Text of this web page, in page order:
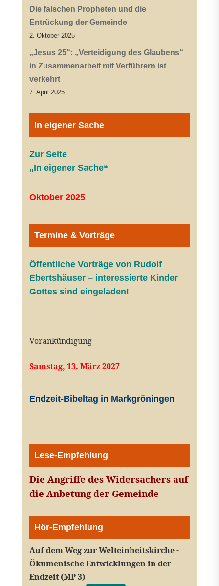
Die falschen Propheten und die
Entrückung der Gemeinde
2. Oktober 2025
„Jesus 25“: „Verteidigung des Glaubens“
in Zusammenarbeit mit Verführern ist
verkehrt
7. April 2025
In eigener Sache
Zur Seite
„In eigener Sache“
Oktober 2025
Termine & Vorträge
Öffentliche Vorträge von Rudolf
Ebertshäuser – interessierte Kinder
Gottes sind eingeladen!
Vorankündigung
Samstag, 13. März 2027
Endzeit-Bibeltag in Markgröningen
Lese-Empfehlung
Die Angriffe des Widersachers auf
die Anbetung der Gemeinde
Hör-Empfehlung
Auf dem Weg zur Welteinheitskirche -
Ökumenische Entwicklungen in der
Endzeit (MP 3)